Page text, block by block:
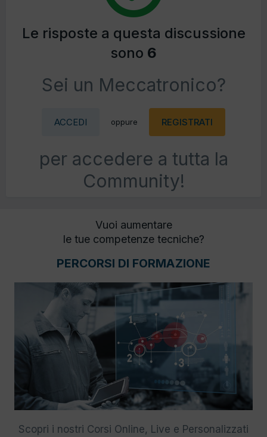
Le risposte a questa discussione
sono 6
Sei un Meccatronico?
ACCEDI oppure REGISTRATI
per accedere a tutta la
Community!
Vuoi aumentare
le tue competenze tecniche?
PERCORSI DI FORMAZIONE
Scopri i nostri Corsi Online, Live e Personalizzati